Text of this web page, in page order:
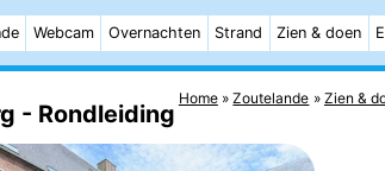
Webcam Overnachten Strand Zien & doen
Home Zoutelande Zien &
- Rondleiding